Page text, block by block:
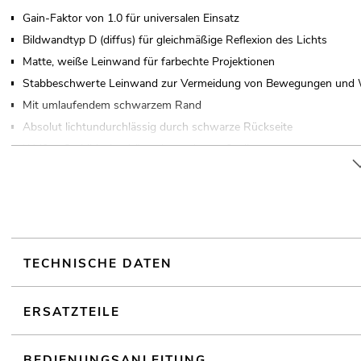
Gain-Faktor von 1.0 für universalen Einsatz
Bildwandtyp D (diffus) für gleichmäßige Reflexion des Lichts
Matte, weiße Leinwand für farbechte Projektionen
Stabbeschwerte Leinwand zur Vermeidung von Bewegungen und
Mit umlaufendem schwarzem Rand
Absolut lichtundurchlässig durch schwarze Rückseite
Weißes Stahlblechgehäuse in moderner Optik
Wandmontage; Deckenmontage
Für Anwendungsgebiete wie zum Beispiel: Partykeller; Home
TECHNISCHE DATEN
ERSATZTEILE